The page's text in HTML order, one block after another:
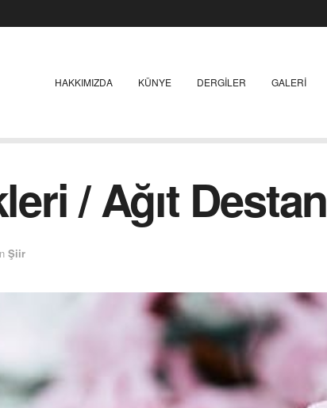
HAKKIMIZDA KÜNYE DERGILER GALERI
/ Ağıt Destan
Şiir